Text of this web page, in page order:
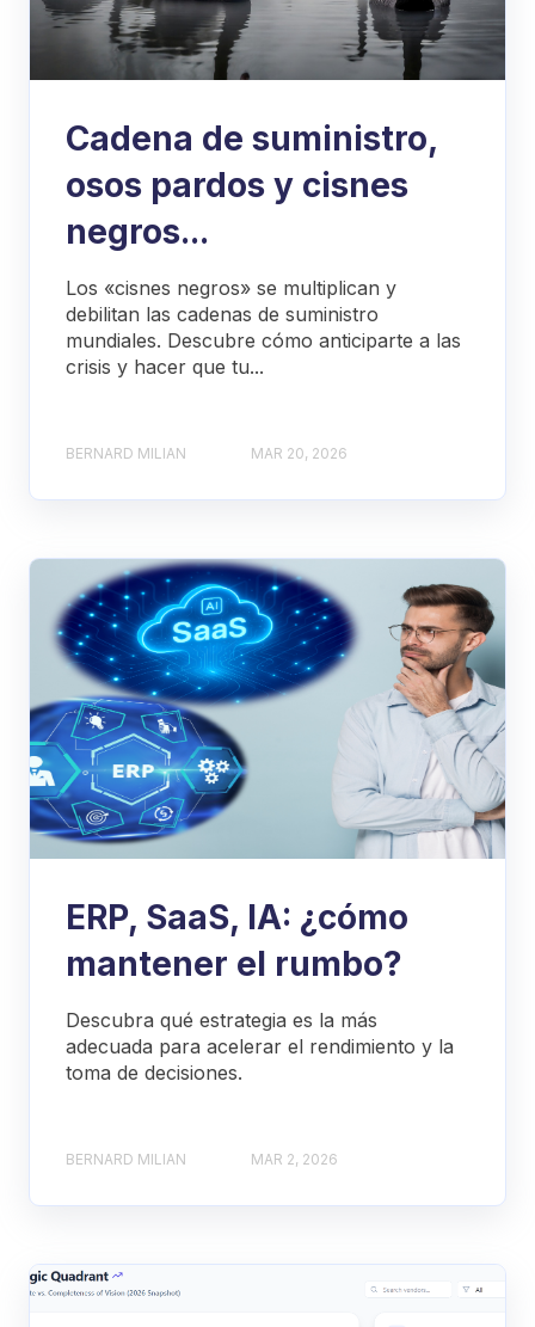
Cadena de suministro,
osos pardos y cisnes
negros...
Los «cisnes negros» se multiplican y
debilitan las cadenas de suministro
mundiales. Descubre cómo anticiparte a las
crisis y hacer que tu...
BERNARD MILIAN MAR 20, 2026
ERP, SaaS, IA: ¿cómo
mantener el rumbo?
Descubra qué estrategia es la más
adecuada para acelerar el rendimiento y la
toma de decisiones.
BERNARD MILIAN MAR 2, 2026